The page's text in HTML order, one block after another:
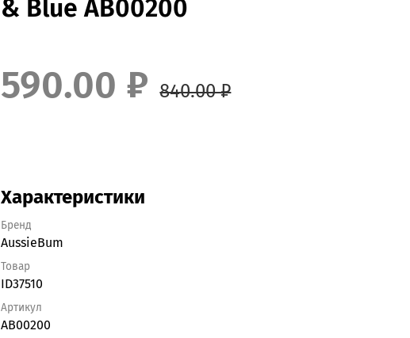
& Blue AB00200
590.00 ₽ 840.00 ₽
Характеристики
Бренд
AussieBum
Товар
ID37510
Артикул
AB00200